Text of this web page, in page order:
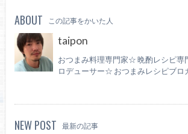
ABOUT この記事をかいた人
taipon
おつまみ料理専門家☆ 晩酌レシピ
ロデューサー☆ おつまみレシピブ
NEW POST 最新の記事